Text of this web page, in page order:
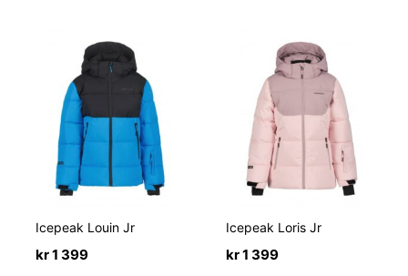
Icepeak Louin Jr
kr1 399
Icepeak Loris Jr
kr1 399